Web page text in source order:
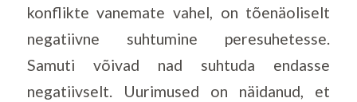
konflikte vanemate vahel, on tõenäoliselt
negatiivne suhtumine peresuhetesse.
Samuti võivad nad suhtuda endasse
negatiivselt. Uurimused on näidanud, et